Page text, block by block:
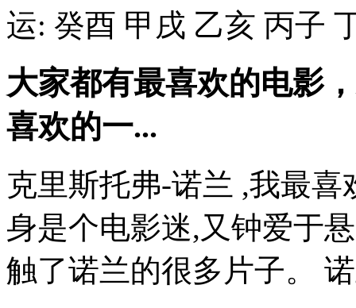
运: 癸酉 甲戌 乙亥 丙子
大家都有最喜欢的电影
喜欢的一...
克里斯托弗-诺兰 ,我最
身是个电影迷,又钟爱于
触了诺兰的很多片子。